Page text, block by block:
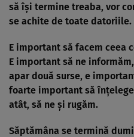
să își termine treaba, vor
se achite de toate datoriile.
E important să facem ceea
E important să ne
apar două surse, e
foarte important să
atât, să ne și rugăm.
Săptămâna se termină